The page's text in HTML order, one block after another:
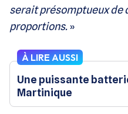
serait présomptueux de
proportions.»
À LIRE AUSSI
Une puissante
Martinique